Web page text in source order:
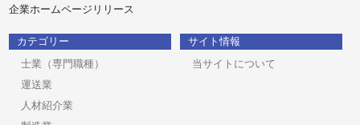
企業ホームページリリース
カテゴリー
士業（専門職種）
運送業
人材紹介業
サイト情報
当サイトについて